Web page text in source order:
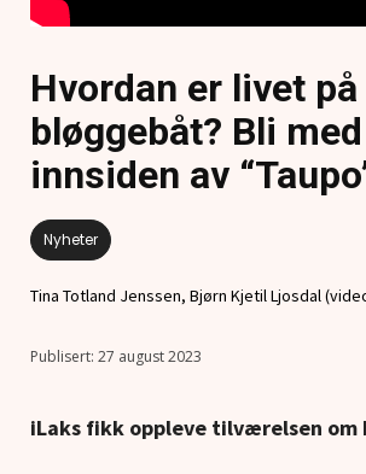
Hvordan er livet på
bløggebåt? Bli
innsiden av
Nyheter
Tina Totland Jenssen, Bjørn Kjetil Ljosdal
27 august 2023
iLaks fikk oppleve tilværelsen om